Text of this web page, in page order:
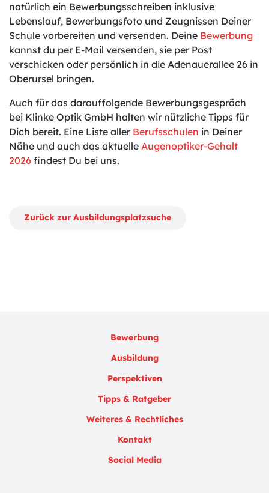
natürlich ein Bewerbungsschreiben inklusive
Lebenslauf, Bewerbungsfoto und Zeugnissen Deiner
Schule vorbereiten und versenden. Deine Bewerbung
kannst du per E-Mail versenden, sie per Post
verschicken oder persönlich in die Adenauerallee 26 in
Oberursel bringen.
Auch für das darauffolgende Bewerbungsgespräch
bei Klinke Optik GmbH halten wir nützliche Tipps für
Dich bereit. Eine Liste aller Berufsschulen in Deiner
Nähe und auch das aktuelle Augenoptiker-Gehalt
2026 findest Du bei uns.
Zurück zur Ausbildungsplatzsuche
Bewerbung
Ausbildung
Perspektiven
Tipps & Ratgeber
Weiteres & Rechtliches
Kontakt
Social Media